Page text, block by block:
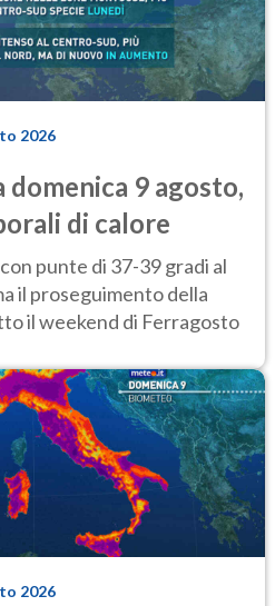
2026
9 agosto,
di calore
punte di 37-39 gradi al
il proseguimento della
il weekend di Ferragosto
2026